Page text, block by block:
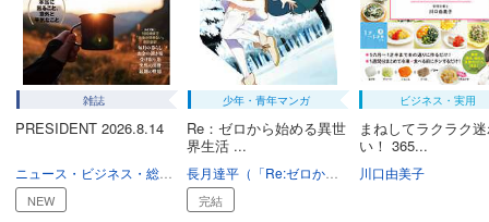
試し読み
あらすじを表示する
写真ライフ2021年7月号
カート
試し読み
あらすじを表示する
雑誌
PRESIDENT 2026.8.14
ニュース・ビジネス・総合 ビジネス
NEW
少年・青年マンガ
Re：ゼロから始める異世
界生活 ...
長月達平（「Re:ゼロから始める異世界生活」KADOKAWA/MF文庫J刊）
完結
ビジネス・実用
まねしてラクラク
い！ 365...
川口由美子